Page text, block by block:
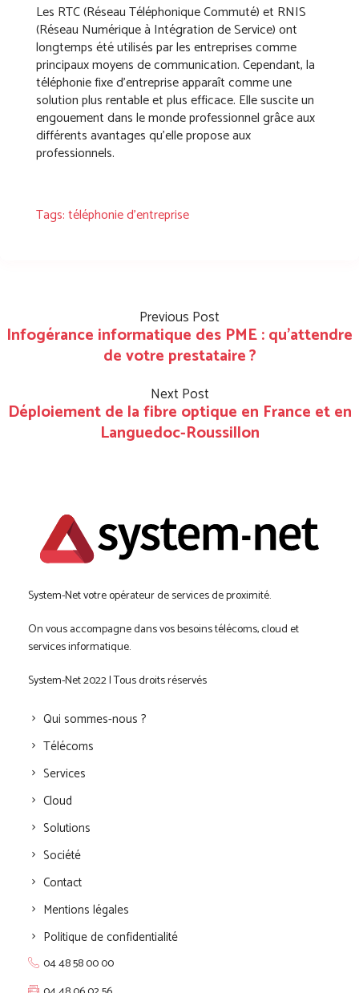
Les RTC (Réseau Téléphonique Commuté) et RNIS
(Réseau Numérique à Intégration de Service) ont
longtemps été utilisés par les entreprises comme
principaux moyens de communication. Cependant, la
téléphonie fixe d’entreprise apparaît comme une
solution plus rentable et plus efficace. Elle suscite un
engouement dans le monde professionnel grâce aux
différents avantages qu’elle propose aux
professionnels.
Tags:téléphonie d'entreprise
Infogérance informatique des PME : qu’attendre
de votre prestataire ?
Previous Post
Déploiement de la fibre optique en France et en
Languedoc-Roussillon
Next Post
System-Net votre opérateur de services de proximité.
On vous accompagne dans vos besoins télécoms, cloud et
services informatique.
System-Net 2022 | Tous droits réservés
Qui sommes-nous ?
Télécoms
Services
Cloud
Solutions
Société
Contact
Mentions légales
Politique de confidentialité
04 48 58 00 00